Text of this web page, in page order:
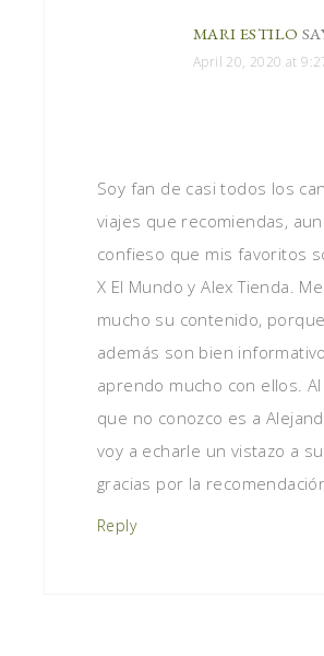
MARI ESTILO
April 20, 2020 at
Soy fan de casi todos los
viajes que recomiendas,
confieso que mis favoritos
X El Mundo y Alex Tienda.
mucho su contenido, porque
además son bien
aprendo mucho con ellos.
que no conozco es a
voy a echarle un vistazo a
gracias por la
Reply